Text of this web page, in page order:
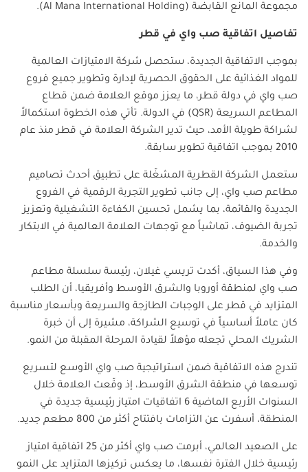
مجموعة المانع القابضة (Al Mana International Holding
).
تفاصيل اتفاقية صب واي في قطر
بموجب الاتفاقية الجديدة، ستحصل شركة الامتيازات العالمية
للمواد الغذائية على الحقوق الحصرية لإدارة وتطوير جميع فروع
صب واي في دولة قطر، ما يعزز موقع العلامة ضمن قطاع
المطاعم السريعة (QSR) في الدولة. تأتي هذه الخطوة استكمالاً
لشراكة طويلة الأمد، حيث تدير الشركة العلامة في قطر منذ عام
2010 بموجب اتفاقية تطوير سابقة.
ستعمل الشركة القطرية المشغّلة على تطبيق أحدث تصاميم
مطاعم صب واي، إلى جانب تطوير التجربة الرقمية في الفروع
الجديدة والقائمة، بما يشمل تحسين الكفاءة التشغيلية وتعزيز
تجربة الضيوف، تماشياً مع توجهات العلامة العالمية في الابتكار
والخدمة.
وفي هذا السياق، أكدت تريسي غيلان، رئيسة سلسلة مطاعم
صب واي لمنطقة أوروبا والشرق الأوسط وأفريقيا، أن الطلب
المتزايد في قطر على الوجبات الطازجة والسريعة وبأسعار مناسبة
كان عاملاً أساسياً في توسيع الشراكة، مشيرة إلى أن خبرة
الشريك المحلي تجعله مؤهلاً لقيادة المرحلة المقبلة من النمو.
تندرج هذه الاتفاقية ضمن استراتيجية صب واي الأوسع لتسريع
توسعها في منطقة الشرق الأوسط، إذ وقّعت العلامة خلال
السنوات الأربع الماضية 6 اتفاقيات امتياز رئيسية جديدة في
المنطقة، أسفرت عن التزامات بافتتاح أكثر من 800 مطعم جديد.
على الصعيد العالمي، أبرمت صب واي أكثر من 25 اتفاقية امتياز
رئيسية خلال الفترة نفسها، ما يعكس تركيزها المتزايد على النمو